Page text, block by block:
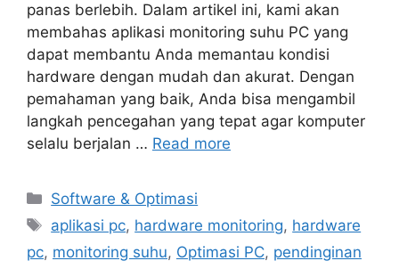
panas berlebih. Dalam artikel ini, kami akan
membahas aplikasi monitoring suhu PC yang
dapat membantu Anda memantau kondisi
hardware dengan mudah dan akurat. Dengan
pemahaman yang baik, Anda bisa mengambil
langkah pencegahan yang tepat agar komputer
selalu berjalan … Read more
Categories
Software & Optimasi
Tags
aplikasi pc, hardware monitoring, hardware
pc, monitoring suhu, Optimasi PC, pendinginan